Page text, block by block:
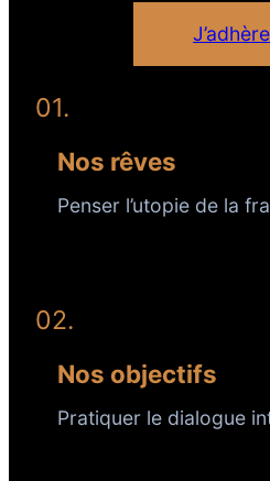
01.
Nos rêves
Penser l’utopie de la
02.
Nos objectifs
Pratiquer le dialogue